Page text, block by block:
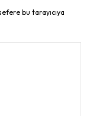
bu tarayıcıya